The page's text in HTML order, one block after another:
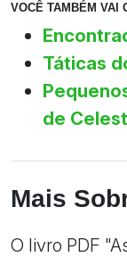
VOCÊ TAMBÉM VAI
Táticas
de
Mais
O livro PDF